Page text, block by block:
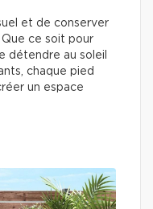
et de conserver
ce soit pour
détendre au soleil
chaque pied
un espace